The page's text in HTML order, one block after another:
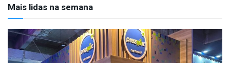
Mais lidas na semana